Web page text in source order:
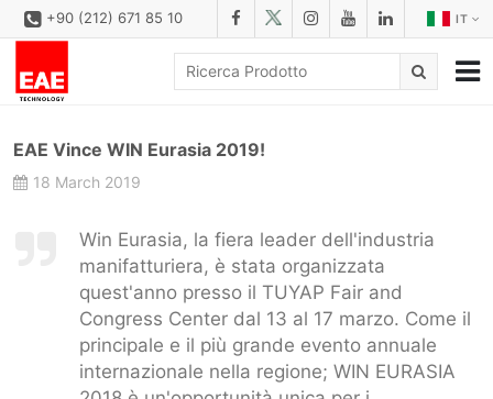
IT
+90 (212) 671 85 10
SCARICA
CONFIGURATORE
REFERENZE
EAE Vince WIN Eurasia 2019!
18 March 2019
Win Eurasia, la fiera leader dell'industria
manifatturiera, è stata organizzata
quest'anno presso il TUYAP Fair and
Congress Center dal 13 al 17 marzo. Come il
principale e il più grande evento annuale
internazionale nella regione; WIN EURASIA